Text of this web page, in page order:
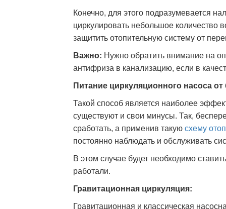
Конечно, для этого подразумевается
циркулировать небольшое количество
защитить отопительную систему от
Важно: Нужно обратить внимание на
антифриза в канализацию, если в
Питание циркуляционного насоса
Такой способ является наиболее
существуют и свои минусы. Так,
сработать, а применив такую схему
постоянно наблюдать и обслуживать
В этом случае будет необходимо
работали.
Гравитационная циркуляция:
Гравитационная и классическая